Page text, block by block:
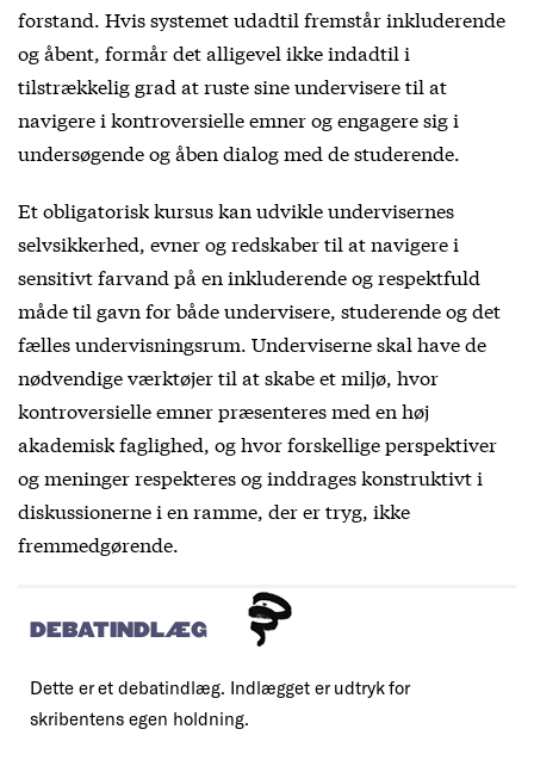
forstand. Hvis systemet udadtil fremstår inkluderende
og åbent, formår det alligevel ikke indadtil i
tilstrækkelig grad at ruste sine undervisere til at
navigere i kontroversielle emner og engagere sig i
undersøgende og åben dialog med de studerende.
Et obligatorisk kursus kan udvikle undervisernes
selvsikkerhed, evner og redskaber til at navigere i
sensitivt farvand på en inkluderende og respektfuld
måde til gavn for både undervisere, studerende og det
fælles undervisningsrum. Underviserne skal have de
nødvendige værktøjer til at skabe et miljø, hvor
kontroversielle emner præsenteres med en høj
akademisk faglighed, og hvor forskellige perspektiver
og meninger respekteres og inddrages konstruktivt i
diskussionerne i en ramme, der er tryg, ikke
fremmedgørende.
DEBATINDLÆG
Dette er et debatindlæg. Indlægget er udtryk for
skribentens egen holdning.